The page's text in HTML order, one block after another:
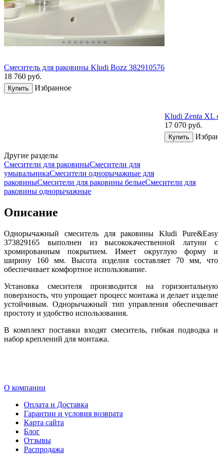
Смеситель для раковины Kludi Bozz 382910576
18 760 руб.
Купить Избранное
Kludi Zenta XL
17 070 руб.
Купить
Другие разделы
Смесители для раковиныСмесители для
умывальникаСмесители однорычажные для
раковиныСмесители для раковины белыеСмесители для
раковины однорычажные
Описание
Однорычажный смеситель для раковины Kludi Pure&Easy
373829165 выполнен из высококачественной латуни с
хромированным покрытием. Имеет округлую форму и
ширину 160 мм. Высота изделия составляет 70 мм, что
обеспечивает комфортное использование.
Установка смесителя производится на горизонтальную
поверхность, что упрощает процесс монтажа и делает изделие
устойчивым. Однорычажный тип управления обеспечивает
простоту и удобство использования.
В комплект поставки входят смеситель, гибкая подводка и
набор креплений для монтажа.
О компании
Оплата и Доставка
Гарантии и условия возврата
Карта сайта
Блог
Отзывы
Распродажа